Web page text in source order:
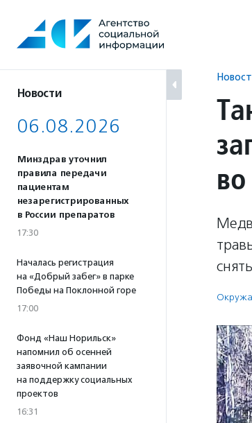
содержанию
Новости
06.08.2026
Минздрав уточнил
правила передачи
пациентам
незарегистрированных
в России препаратов
17:30
Началась регистрация
на «Добрый забег» в парке
Победы на Поклонной горе
17:00
Фонд «Наш Норильск»
напомнил об осенней
заявочной кампании
на поддержку социальных
проектов
16:31